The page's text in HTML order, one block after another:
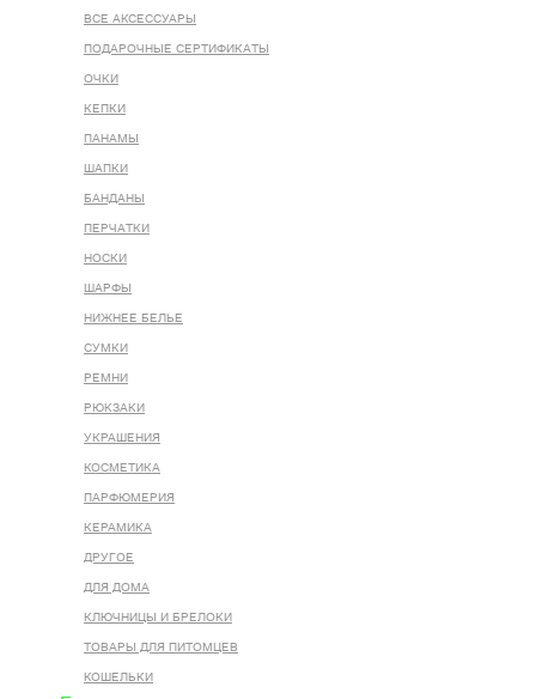
ВСЕ AКСЕССУАРЫ
ПОДАРОЧНЫЕ СЕРТИФИКАТЫ
ОЧКИ
КЕПКИ
ПАНАМЫ
ШАПКИ
БАНДАНЫ
ПЕРЧАТКИ
НОСКИ
ШАРФЫ
НИЖНЕЕ БЕЛЬЕ
СУМКИ
РЕМНИ
РЮКЗАКИ
УКРАШЕНИЯ
КОСМЕТИКА
ПАРФЮМЕРИЯ
КЕРАМИКА
ДРУГОЕ
ДЛЯ ДОМА
КЛЮЧНИЦЫ И БРЕЛОКИ
ТОВАРЫ ДЛЯ ПИТОМЦЕВ
КОШЕЛЬКИ